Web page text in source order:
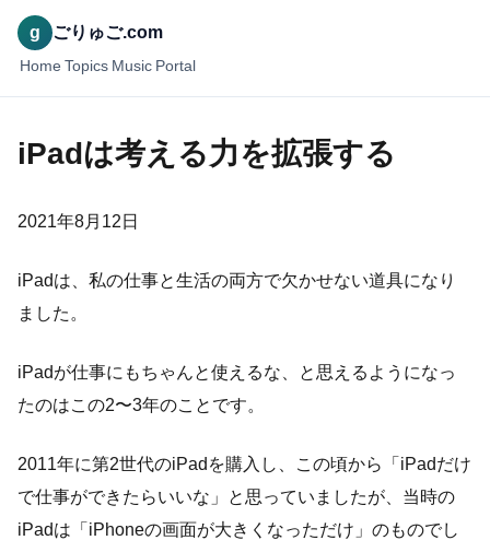
g ごりゅご.com
Home Topics Music Portal
iPadは考える力を拡張する
2021年8月12日
iPadは、私の仕事と生活の両方で欠かせない道具になり
ました。
iPadが仕事にもちゃんと使えるな、と思えるようになっ
たのはこの2〜3年のことです。
2011年に第2世代のiPadを購入し、この頃から「iPadだけ
で仕事ができたらいいな」と思っていましたが、当時の
iPadは「iPhoneの画面が大きくなっただけ」のものでし